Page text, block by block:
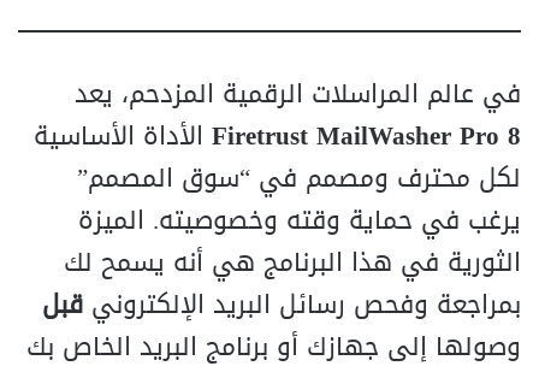
في عالم المراسلات الرقمية المزدحم، يعد
Firetrust MailWasher Pro 8 الأداة الأساسية
لكل محترف ومصمم في “سوق المصمم”
يرغب في حماية وقته وخصوصيته. الميزة
الثورية في هذا البرنامج هي أنه يسمح لك
بمراجعة وفحص رسائل البريد الإلكتروني قبل
وصولها إلى جهازك أو برنامج البريد الخاص بك